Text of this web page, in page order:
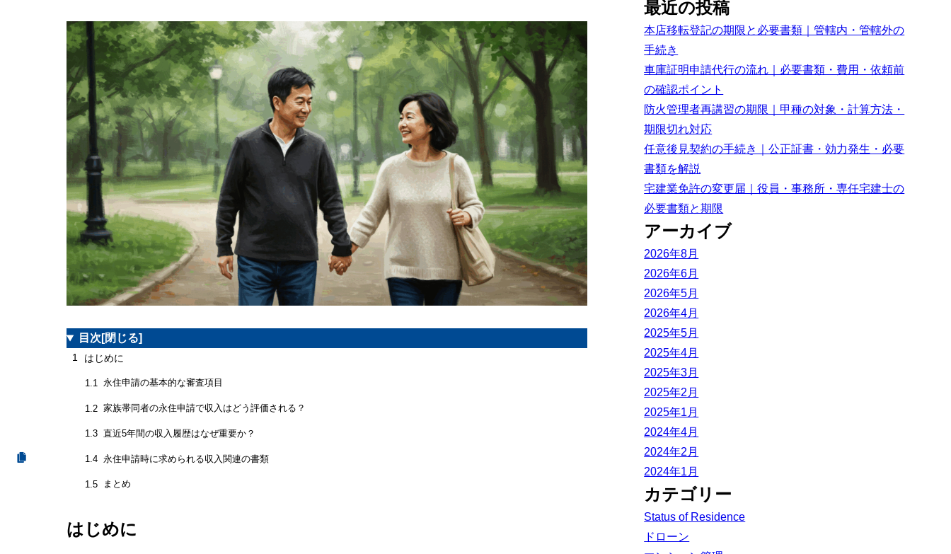
目次 [閉じる]
1 はじめに
1.1 永住申請の基本的な審査項目
1.2 家族帯同者の永住申請で収入はどう評価される？
1.3 直近5年間の収入履歴はなぜ重要か？
1.4 永住申請時に求められる収入関連の書類
1.5 まとめ
はじめに
最近の投稿
本店移転登記の期限と必要書類｜管轄内・管轄外の
手続き
車庫証明申請代行の流れ｜必要書類・費用・依頼前
の確認ポイント
防火管理者再講習の期限｜甲種の対象・計算方法・
期限切れ対応
任意後見契約の手続き｜公正証書・効力発生・必要
書類を解説
宅建業免許の変更届｜役員・事務所・専任宅建士の
必要書類と期限
アーカイブ
2026年8月
2026年6月
2026年5月
2026年4月
2025年5月
2025年4月
2025年3月
2025年2月
2025年1月
2024年4月
2024年2月
2024年1月
カテゴリー
Status of Residence
ドローン